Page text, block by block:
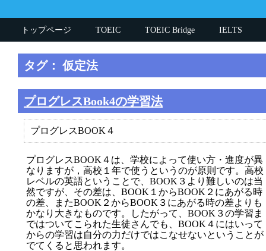
タグ： 仮定法
プログレスBook4の学習法
プログレスBOOK４
プログレスBOOK４は、学校によって使い方・進度が異
なりますが，高校１年で使うというのが原則です。高校
レベルの英語ということで、BOOK３より難しいのは当
然ですが、その差は、BOOK１からBOOK２にあがる時
の差、またBOOK２からBOOK３にあがる時の差よりも
かなり大きなものです。したがって、BOOK３の学習ま
ではついてこられた生徒さんでも、BOOK４にはいって
からの学習は自分の力だけではこなせないということが
でてくると思われます。
トップページ TOEIC TOEIC Bridge IELTS
思うこと 英検 英文法 授業中の話 その他
執筆者(英語講師) TOEIC990講師 英大学院卒講師